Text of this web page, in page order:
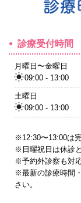
診療受付時間
月曜日〜金曜日
09:00 - 13:00
土曜日
09:00 - 13:00
※12:30〜13:00は
※日曜祝日は休診
※予約外診察も対
※最新の診療時間
さい。